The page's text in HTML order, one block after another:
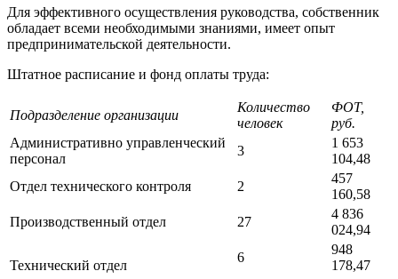
Для эффективного осуществления руководства, собственник
обладает всеми необходимыми знаниями, имеет опыт
предпринимательской деятельности.
Штатное расписание и фонд оплаты труда:
Подразделение организации
Количество
человек
ФОТ,
руб.
Административно управленческий
персонал
3
1 653
104,48
Отдел технического контроля
2
457
160,58
Производственный отдел
27
4 836
024,94
Технический отдел
6
948
178,47